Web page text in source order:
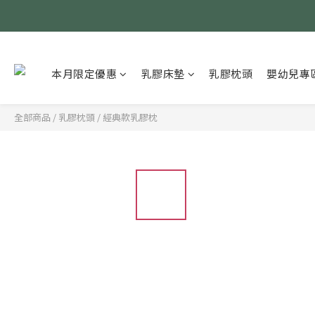
本月限定優惠 乳膠床墊 乳膠枕頭 嬰幼兒專
全部商品 / 乳膠枕頭 / 經典款乳膠枕